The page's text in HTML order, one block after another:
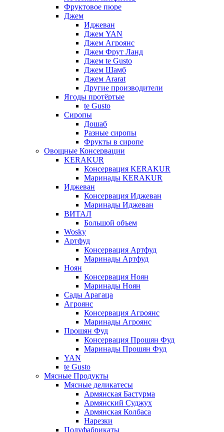
Фруктовое пюре
Джем
Иджеван
Джем YAN
Джем Агроянс
Джем Фрут Ланд
Джем te Gusto
Джем Шамб
Джем Ararat
Другие производители
Ягоды протёртые
te Gusto
Сиропы
Дошаб
Разные сиропы
Фрукты в сиропе
Овощные Консервации
KERAKUR
Консервация KERAKUR
Маринады KERAKUR
Иджеван
Консервация Иджеван
Маринады Иджеван
ВИТАЛ
Большой объем
Wosky
Артфуд
Консервация Артфуд
Маринады Артфуд
Ноян
Консервация Ноян
Маринады Ноян
Сады Арагаца
Агроянс
Консервация Агроянс
Маринады Агроянс
Прошян Фуд
Консервация Прошян Фуд
Маринады Прошян Фуд
YAN
te Gusto
Мясные Продукты
Мясные деликатесы
Армянская Бастурма
Армянский Суджух
Армянская Колбаса
Нарезки
Полуфабрикаты